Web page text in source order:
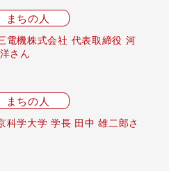
まちの人
電機株式会社 代表取締役 河
さん
まちの人
科学大学 学長 田中 雄二郎さ